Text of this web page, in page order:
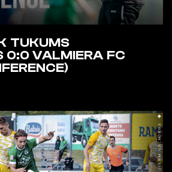
TUKUMS
VALMIERA FC